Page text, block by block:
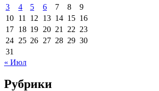
3 4 5 6 7 8
9
10 11 12 13 14 15 16
17 18 19 20 21 22 23
24 25 26 27 28 29 30
31
« Июл
Рубрики